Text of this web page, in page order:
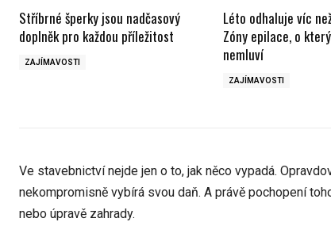
Stříbrné šperky jsou nadčasový
doplněk pro každou příležitost
ZAJÍMAVOSTI
Léto odhaluje víc
Zóny epilace, o
nemluví
ZAJÍMAVOSTI
Ve stavebnictví nejde jen o to, jak něco vypadá.
nekompromisně vybírá svou daň. A právě pochopení
nebo úpravě zahrady.